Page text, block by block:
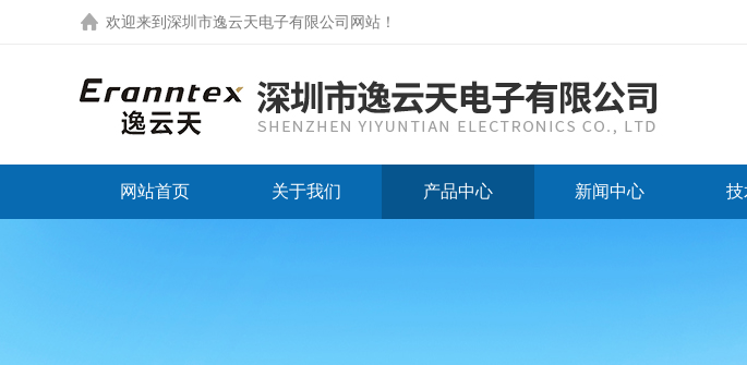
欢迎来到 深圳市逸云天电子有限公司网站 ！
网站首页 关于我们 产品中心 新闻中心